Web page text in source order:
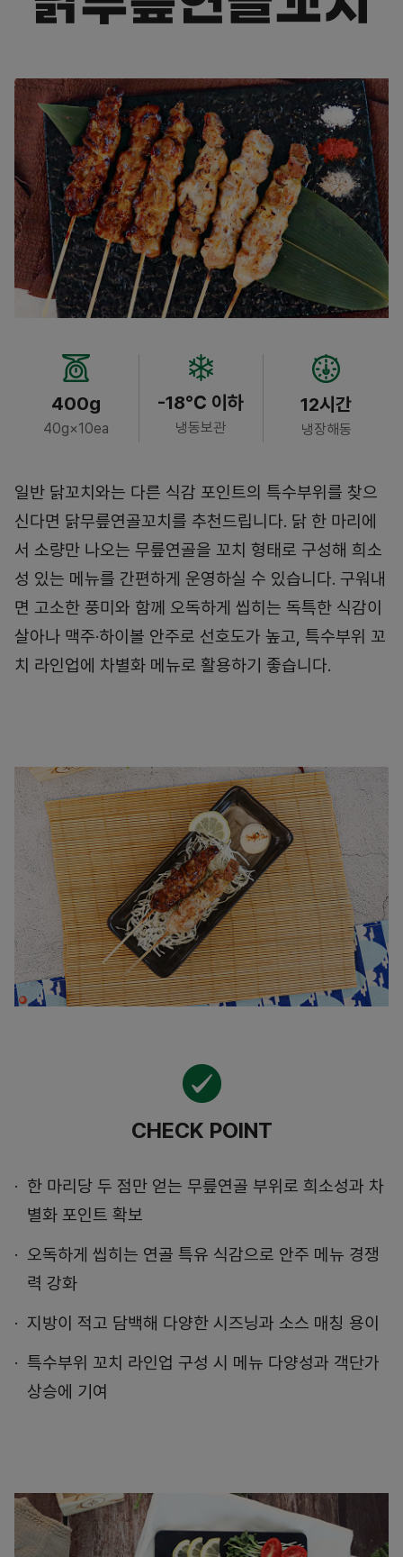
400g
40g×10ea
-18℃ 이하
냉동보관
12시간
냉장해동
일반 닭꼬치와는 다른 식감 포인트의 특수부위를 찾으
신다면 닭무릎연골꼬치를 추천드립니다. 닭 한 마리에
서 소량만 나오는 무릎연골을 꼬치 형태로 구성해 희소
성 있는 메뉴를 간편하게 운영하실 수 있습니다. 구워내
면 고소한 풍미와 함께 오독하게 씹히는 독특한 식감이
살아나 맥주·하이볼 안주로 선호도가 높고, 특수부위 꼬
치 라인업에 차별화 메뉴로 활용하기 좋습니다.
CHECK POINT
한 마리당 두 점만 얻는 무릎연골 부위로 희소성과 차
별화 포인트 확보
오독하게 씹히는 연골 특유 식감으로 안주 메뉴 경쟁
력 강화
지방이 적고 담백해 다양한 시즈닝과 소스 매칭 용이
특수부위 꼬치 라인업 구성 시 메뉴 다양성과 객단가
상승에 기여